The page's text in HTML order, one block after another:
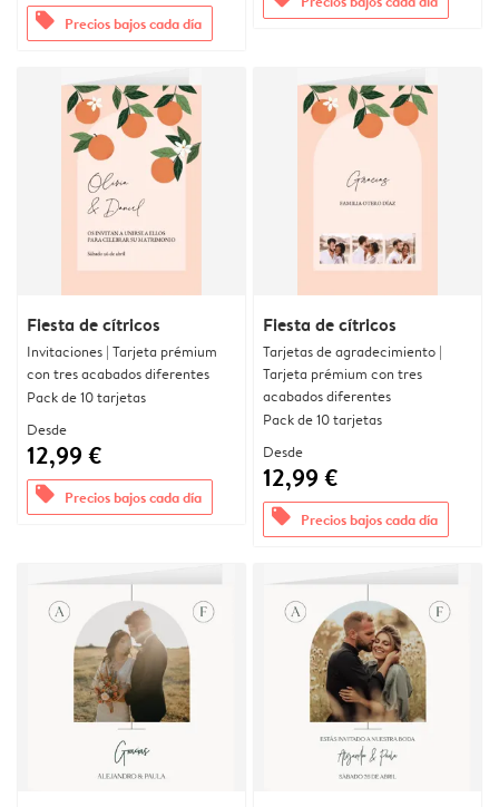
offers Precios bajos cada día
Fiesta de cítricos
Invitaciones | Tarjeta prémium
con tres acabados diferentes
Pack de 10 tarjetas
Desde
12,99 €
offers Precios bajos cada día
Fiesta de cítricos
Tarjetas de agradecimiento |
Tarjeta prémium con tres
acabados diferentes
Pack de 10 tarjetas
Desde
12,99 €
offers Precios bajos cada día